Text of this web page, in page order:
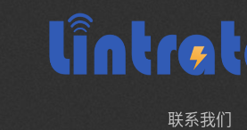
联系我们